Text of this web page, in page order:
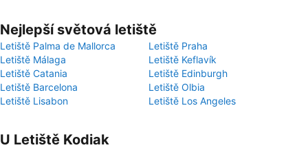
Nejlepší světová letiště
Letiště Palma de Mallorca
Letiště Praha
Letiště Málaga
Letiště Keflavík
Letiště Catania
Letiště Edinburgh
Letiště Barcelona
Letiště Olbia
Letiště Lisabon
Letiště Los Angeles
U Letiště Kodiak